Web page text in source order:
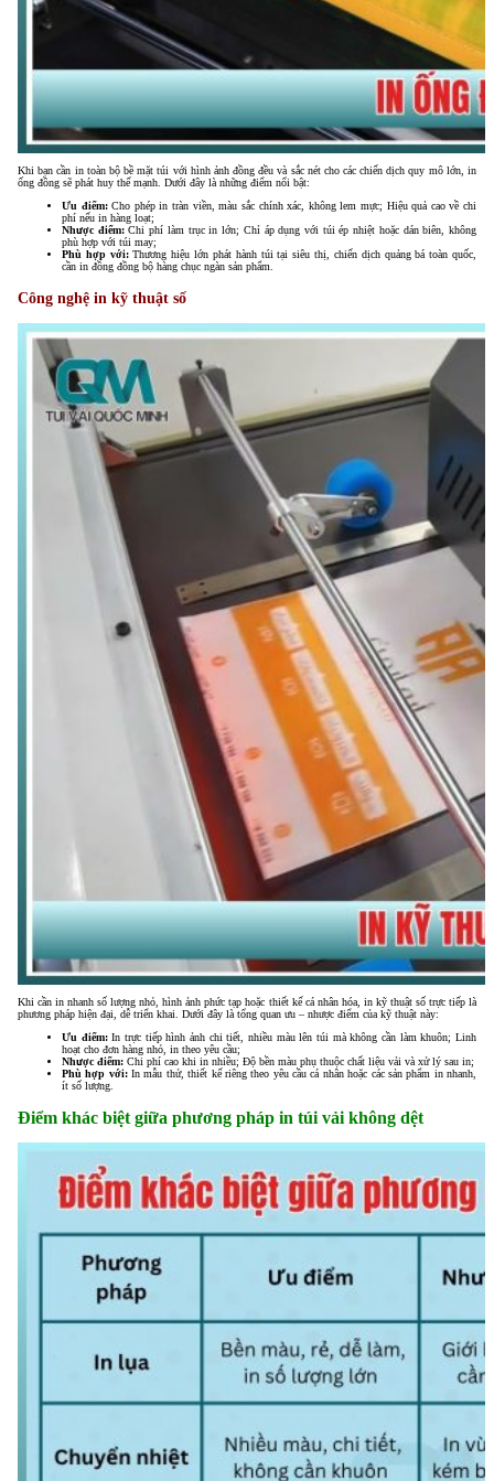
Khi bạn cần in toàn bộ bề mặt túi với hình ảnh đồng đều và sắc nét cho các chiến dịch quy mô lớn, in
ống đồng sẽ phát huy thế mạnh. Dưới đây là những điểm nổi bật:
Ưu điểm:Cho phép in tràn viền, màu sắc chính xác, không lem mực; Hiệu quả cao về chi
phí nếu in hàng loạt;
Nhược điểm:Chi phí làm trục in lớn; Chỉ áp dụng với túi ép nhiệt hoặc dán biên, không
phù hợp với túi may;
Phù hợp với:Thương hiệu lớn phát hành túi tại siêu thị, chiến dịch quảng bá toàn quốc,
cần in đồng đồng bộ hàng chục ngàn sản phẩm.
Công nghệ in kỹ thuật số
Khi cần in nhanh số lượng nhỏ, hình ảnh phức tạp hoặc thiết kế cá nhân hóa, in kỹ thuật số trực tiếp là
phương pháp hiện đại, dễ triển khai. Dưới đây là tổng quan ưu – nhược điểm của kỹ thuật này:
Ưu điểm:In trực tiếp hình ảnh chi tiết, nhiều màu lên túi mà không cần làm khuôn; Linh
hoạt cho đơn hàng nhỏ, in theo yêu cầu;
Nhược điểm: Chi phí cao khi in nhiều; Độ bền màu phụ thuộc chất liệu vải và xử lý sau in;
Phù hợp với:In mẫu thử, thiết kế riêng theo yêu cầu cá nhân hoặc các sản phẩm in nhanh,
ít số lượng.
Điểm khác biệt giữa phương pháp in túi vải không dệt